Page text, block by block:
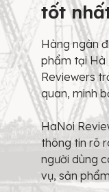
tốt
Hàng ngàn
phẩm tại Hà
Reviewers
quan, minh
HaNoi
thông tin rõ
người dùng
vụ, sản